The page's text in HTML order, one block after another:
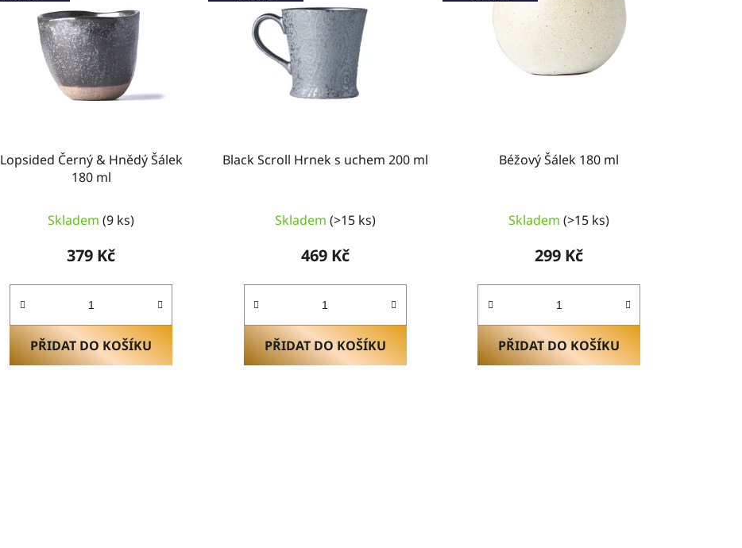
Lopsided Černý & Hnědý Šálek
180 ml
hodnocení
je
5
hvězdiček.
Skladem(9 ks)
379 Kč
PŘIDAT DO KOŠÍKU
Black Scroll Hrnek s uchem 200 ml
Skladem (>15 ks)
469 Kč
PŘIDAT DO KOŠÍKU
Béžový Šálek 180 ml
Skladem(>15 ks)
299 Kč
PŘIDAT DO KOŠÍKU